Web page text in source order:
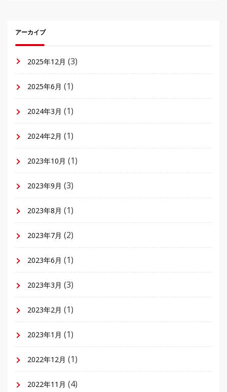
アーカイブ
2025年12月 (3)
2025年6月 (1)
2024年3月 (1)
2024年2月 (1)
2023年10月 (1)
2023年9月 (3)
2023年8月 (1)
2023年7月 (2)
2023年6月 (1)
2023年3月 (3)
2023年2月 (1)
2023年1月 (1)
2022年12月 (1)
2022年11月 (4)